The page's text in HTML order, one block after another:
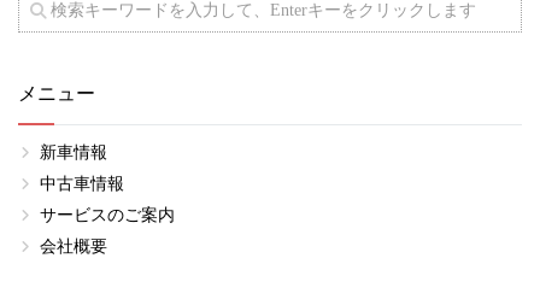
メニュー
新車情報
中古車情報
サービスのご案内
会社概要